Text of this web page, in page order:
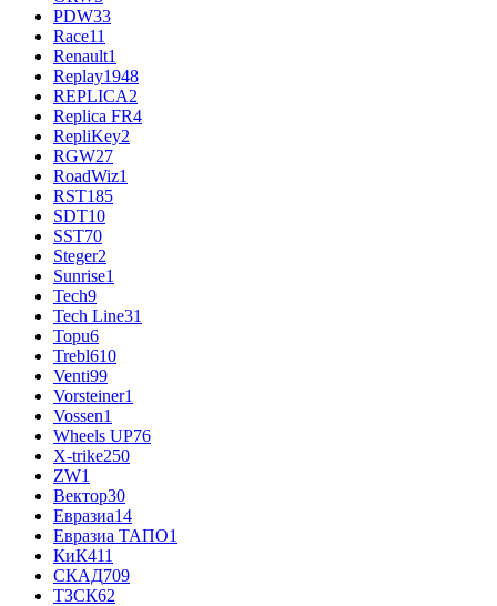
PDW33
Race11
Renault1
Replay1948
REPLICA2
Replica FR4
RepliKey2
RGW27
RoadWiz1
RST185
SDT10
SST70
Steger2
Sunrise1
Tech9
Tech Line31
Topu6
Trebl610
Venti99
Vorsteiner1
Vossen1
Wheels UP76
X-trike250
ZW1
Вектор30
Евразиа14
Евразиа ТАПО1
КиК411
СКАД709
ТЗСК62